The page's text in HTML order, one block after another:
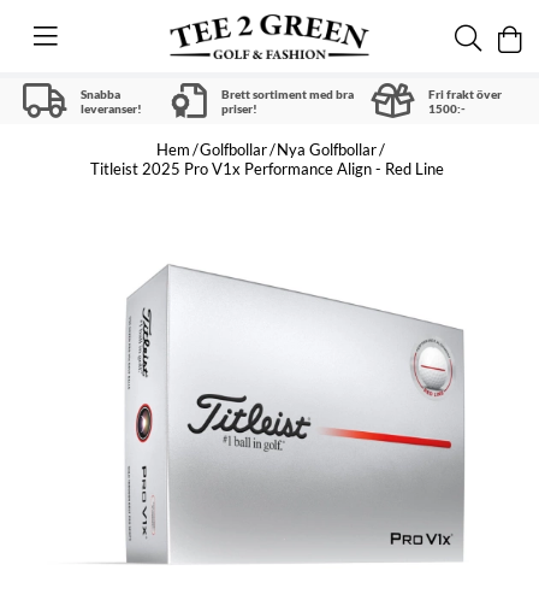
Snabba
leveranser!
Brett sortiment med bra
priser!
Fri frakt över
1500:-
Hem Golfbollar Nya Golfbollar
Titleist 2025 Pro V1x Performance Align - Red Line